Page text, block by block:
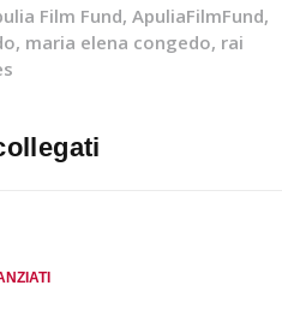
Film Fund, ApuliaFilmFund,
, maria elena congedo, rai